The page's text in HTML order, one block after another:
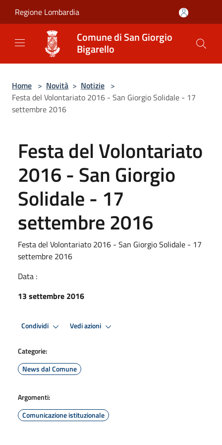
Regione Lombardia
Comune di San Giorgio
Bigarello
Home > Novità > Notizie >
Festa del Volontariato 2016 - San Giorgio Solidale - 17
settembre 2016
Festa del Volontariato
2016 - San Giorgio
Solidale - 17
settembre 2016
Festa del Volontariato 2016 - San Giorgio Solidale - 17
settembre 2016
Data :
13 settembre 2016
Condividi Vedi azioni
Categorie:
News dal Comune
Argomenti:
Comunicazione istituzionale